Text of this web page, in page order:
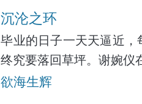
沉沦之环
毕业的日子一天天逼近，
终究要落回草坪。谢婉仪
欲海生辉